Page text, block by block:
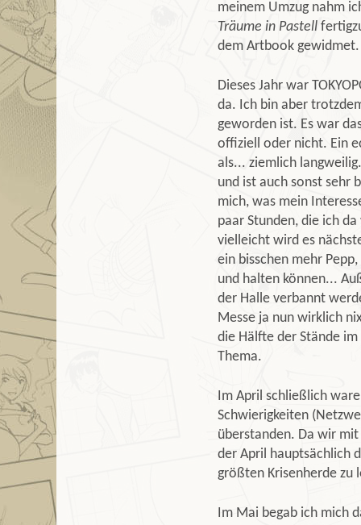
meinem Umzug nahm
Träume in Pastell
dem Artbook gewidmet.
Dieses Jahr war
da. Ich bin aber
geworden ist. Es war
offiziell oder nicht. Ein
als... ziemlich
und ist auch sonst sehr
mich, was mein
paar Stunden, die ich
vielleicht wird es
ein bisschen mehr
und halten können...
der Halle verbannt
Messe ja nun wirklich
die Hälfte der Stände
Thema.
Im April schließlich
Schwierigkeiten
überstanden. Da wir
der April hauptsächlich
größten Krisenherde zu
Im Mai begab ich mich